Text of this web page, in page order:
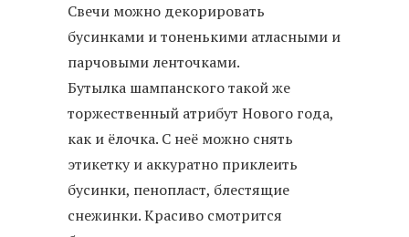
Свечи можно декорировать
бусинками и тоненькими атласными и
парчовыми ленточками.
Бутылка шампанского такой же
торжественный атрибут Нового года,
как и ёлочка. С неё можно снять
этикетку и аккуратно приклеить
бусинки, пенопласт, блестящие
снежинки. Красиво смотрится